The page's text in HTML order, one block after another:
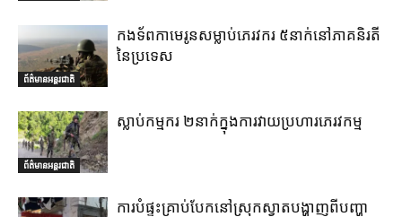
ព័ត៌មានអន្តរជាតិ
កងទ័ពកាមេរូនសម្លាប់ភេរវករ ៥នាក់នៅភាគនិរតី
នៃប្រទេស
ព័ត៌មានអន្តរជាតិ
ស្លាប់កម្មករ ២នាក់ក្នុងការវាយប្រហារភេរវកម្ម
ការបំផ្ទុះគ្រាប់បែកនៅស្រុកស្វាតបង្ហាញពីបញ្ហា